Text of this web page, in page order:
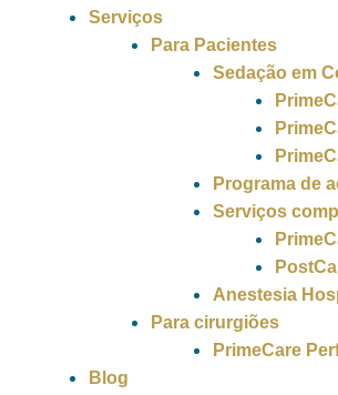
Serviços
Para Pacientes
Sedação em
Programa de
Serviços
Anestesia
Para cirurgiões
PrimeCare
Blog